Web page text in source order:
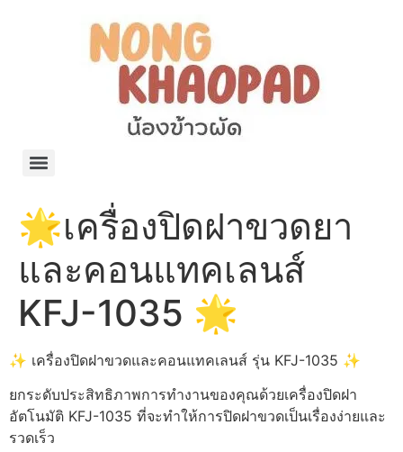
🌟เครื่องปิดฝาขวดยา
และคอนแทคเลนส์
KFJ-1035 🌟
✨ เครื่องปิดฝาขวดและคอนแทคเลนส์ รุ่น KFJ-1035 ✨
ยกระดับประสิทธิภาพการทำงานของคุณด้วยเครื่องปิดฝา
อัตโนมัติ KFJ-1035 ที่จะทำให้การปิดฝาขวดเป็นเรื่องง่ายและ
รวดเร็ว